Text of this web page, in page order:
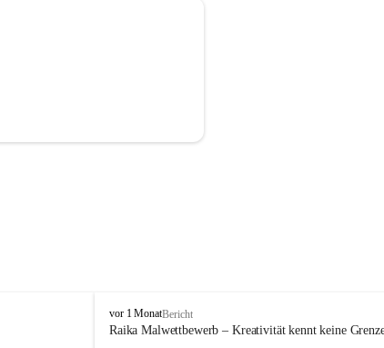
V
o
vor 1 MonatBericht
Raika Malwettbewerb – Kreativität kennt keine